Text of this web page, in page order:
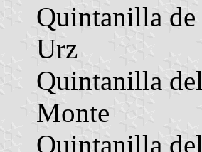
Quintanilla de
Urz
Quintanilla del
Monte
Quintanilla del